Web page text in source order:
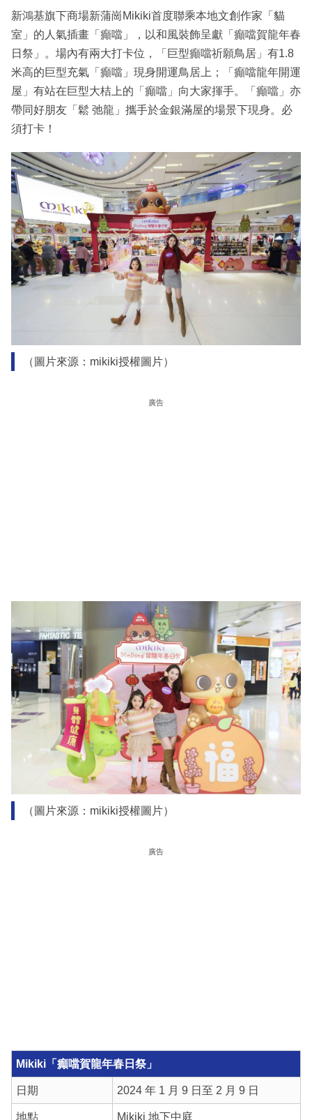
新鴻基旗下商場新蒲崗Mikiki首度聯乘本地文創作家「貓
室」的人氣插畫「癲噹」，以和風裝飾呈獻「癲噹賀龍年春
日祭」。場內有兩大打卡位，「巨型癲噹祈願鳥居」有1.8
米高的巨型充氣「癲噹」現身開運鳥居上；「癲噹龍年開運
屋」有站在巨型大桔上的「癲噹」向大家揮手。「癲噹」亦
帶同好朋友「鬆 弛龍」攜手於金銀滿屋的場景下現身。必
須打卡！
（圖片來源：mikiki授權圖片）
廣告
（圖片來源：mikiki授權圖片）
廣告
Mikiki「癲噹賀龍年春日祭」
日期 2024 年 1 月 9 日至 2 月 9 日
地點 Mikiki 地下中庭